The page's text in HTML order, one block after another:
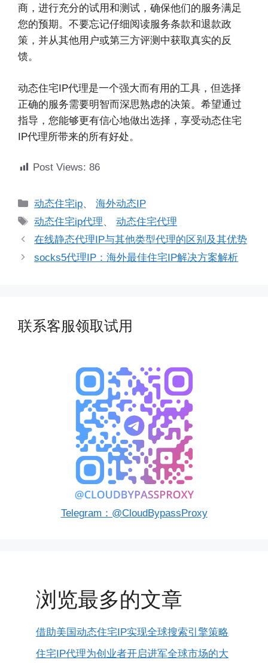
商，进行充分的试用和测试，确保他们的服务满足
您的预期。不要忘记仔细阅读服务条款和退款政
策，并从其他用户或第三方评测中获取真实的反
馈。
动态住宅IP代理是一个强大而有用的工具，但选择
正确的服务需要明智而深思熟虑的决策。希望通过
指导，您能够更有信心地做出选择，享受动态住宅
IP代理所带来的所有好处。
Post Views: 86
分
类
动态住宅ip、海外动态IP
标
签
动态住宅ip代理、动态住宅代理
在线静态代理IP与其他类型代理的区别及其优势
socks5代理IP：海外最佳住宅IP解决方案解析
联系客服领取试用
Telegram：@CloudBypassProxy
浏览最多的文章
借助美国动态住宅IP实现全球搜索引擎策略
住宅IP代理为创业者开启进军全球市场的大